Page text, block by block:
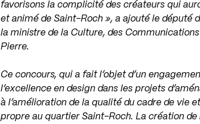
favorisons la complicité des créateurs qui
et animé de Saint-Roch », a ajouté le député
la ministre de la Culture, des
Pierre.
Ce concours, qui a fait l’objet d’un
l’excellence en design dans les projets
à l’amélioration de la qualité du cadre de vie
propre au quartier Saint-Roch. La création